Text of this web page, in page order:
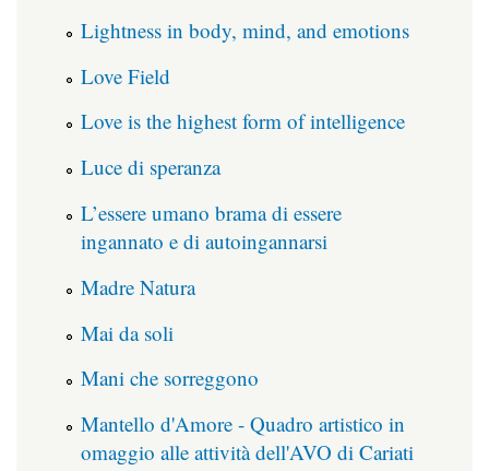
Lightness in body, mind, and emotions
Love Field
Love is the highest form of intelligence
Luce di speranza
L’essere umano brama di essere
ingannato e di autoingannarsi
Madre Natura
Mai da soli
Mani che sorreggono
Mantello d'Amore - Quadro artistico in
omaggio alle attività dell'AVO di Cariati